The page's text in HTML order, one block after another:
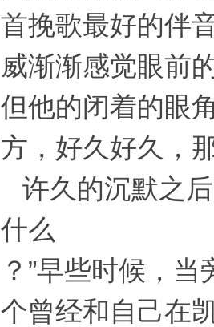
首挽歌最好的伴
威渐渐感觉眼前
但他的闭着的眼
方，好久好久，
许久的沉默之
什么
？”早些时候，
个曾经和自己在